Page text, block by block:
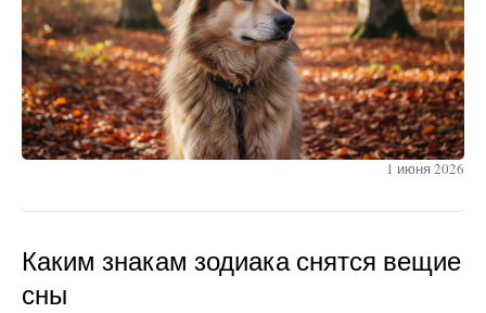
1 июня 2026
Каким знакам зодиака снятся вещие
сны